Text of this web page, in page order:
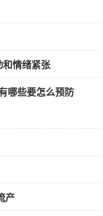
和情绪紧张
哪些要怎么预防
产